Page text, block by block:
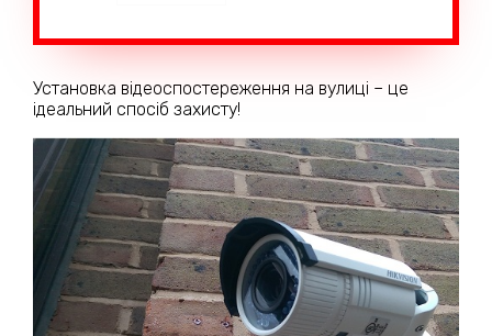
Установка відеоспостереження на вулиці – це
ідеальний спосіб захисту!